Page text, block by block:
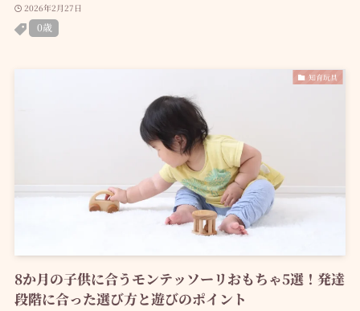
2026年2月27日
0歳
知育玩具
8か月の子供に合うモンテッソーリおもちゃ5選！発達
段階に合った選び方と遊びのポイント